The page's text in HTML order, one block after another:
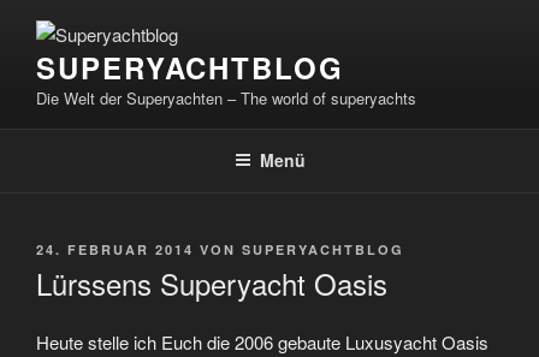
Inhalt
springenSUPERYACHTBLOG
Die Welt der Superyachten – The world of superyachts
Menü
VERÖFFENTLICHT
24. FEBRUAR 2014 VON SUPERYACHTBLOG
Lürssens Superyacht Oasis
Heute stelle ich Euch die 2006 gebaute Luxusyacht Oasis